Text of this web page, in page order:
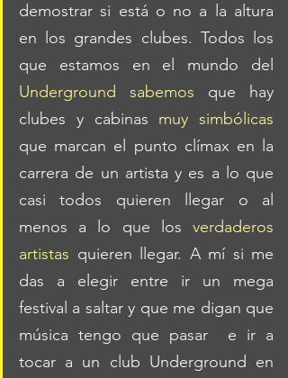
demostrar si está o no a la altura
en los grandes clubes. Todos los
Underground sabemos que hay
clubes y cabinas muy simbólicas
que marcan el punto clímax en la
carrera de un artista y es a lo que
casi todos quieren llegar o al
menos a lo que los verdaderos
artistas quieren llegar. A mí si me
das a elegir entre ir un mega
festival a saltar y que me digan que
música tengo que pasar  e ir a